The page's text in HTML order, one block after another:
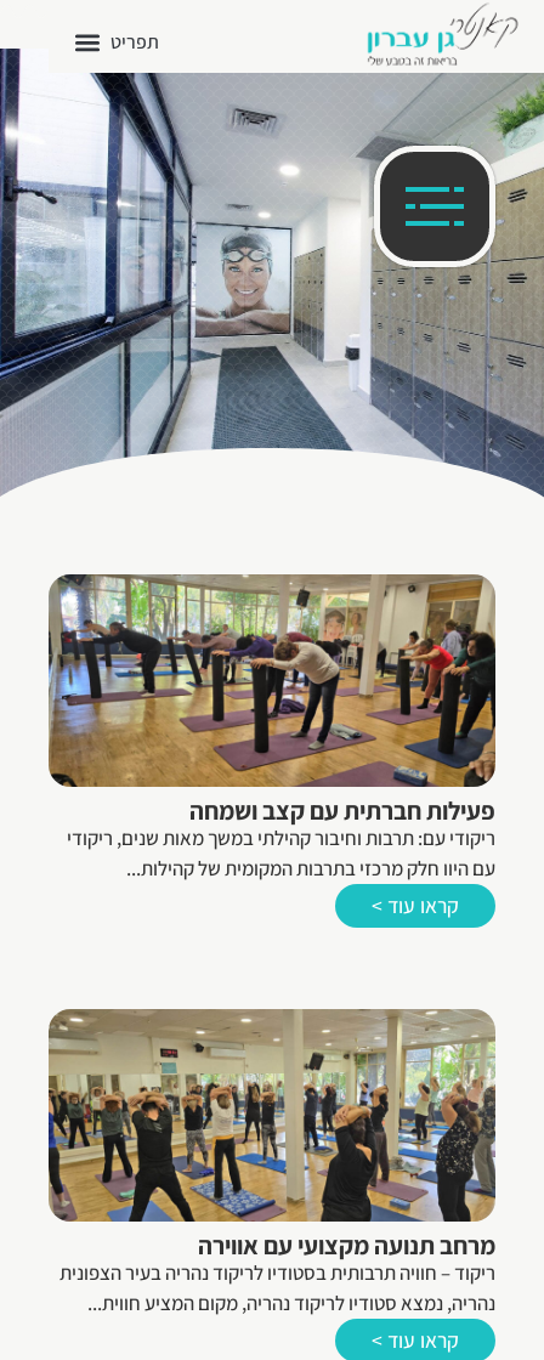
פעילות חברתית עם קצב ושמחה
ריקודי עם: תרבות וחיבור קהילתי במשך מאות שנים, ריקודי
עם היוו חלק מרכזי בתרבות המקומית של קהילות...
קראו עוד >
מרחב תנועה מקצועי עם אווירה
ריקוד – חוויה תרבותית בסטודיו לריקוד נהריה בעיר הצפונית
נהריה, נמצא סטודיו לריקוד נהריה, מקום המציע חווית...
קראו עוד >